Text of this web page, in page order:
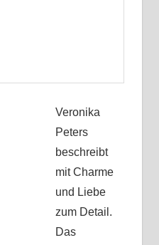
Veronika
Peters
beschreibt
mit Charme
und Liebe
zum Detail.
Das